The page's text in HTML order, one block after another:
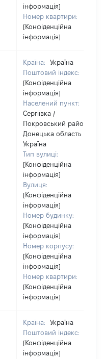
інформація]
Номер квартири:
[Конфіденційна
інформація]
Країна:
Україна
Поштовий індекс:
[Конфіденційна
інформація]
Населений пункт:
Сергіївка /
Покровський район /
Донецька область /
Україна
Тип вулиці:
[Конфіденційна
інформація]
Вулиця:
[Конфіденційна
інформація]
Номер будинку:
[Конфіденційна
інформація]
Номер корпусу:
[Конфіденційна
інформація]
Номер квартири:
[Конфіденційна
інформація]
Країна:
Україна
Поштовий індекс:
[Конфіденційна
інформація]